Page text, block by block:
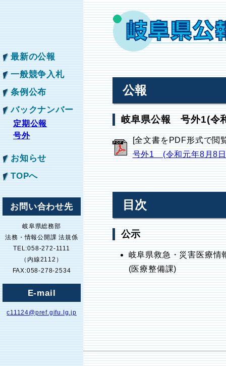
最新の公報
一般競争入札
条例公布
バックナンバー
定期公報
号外
お知らせ
TOPへ
お問い合わせ先
岐阜県総務部
法務・情報公開課 法規係
TEL:058-272-1111
（内線2112）
FAX:058-278-2534
E-mail
c11124@pref.gifu.lg.jp
公報
岐阜県公報 号外1(令
[全文書をPDF形式で閲
号外1 (令和元年8月8
目次
公示
岐阜県救急・災害医療
(医療整備課)